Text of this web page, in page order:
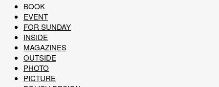
BOOK
EVENT
FOR SUNDAY
INSIDE
MAGAZINES
OUTSIDE
PHOTO
PICTURE